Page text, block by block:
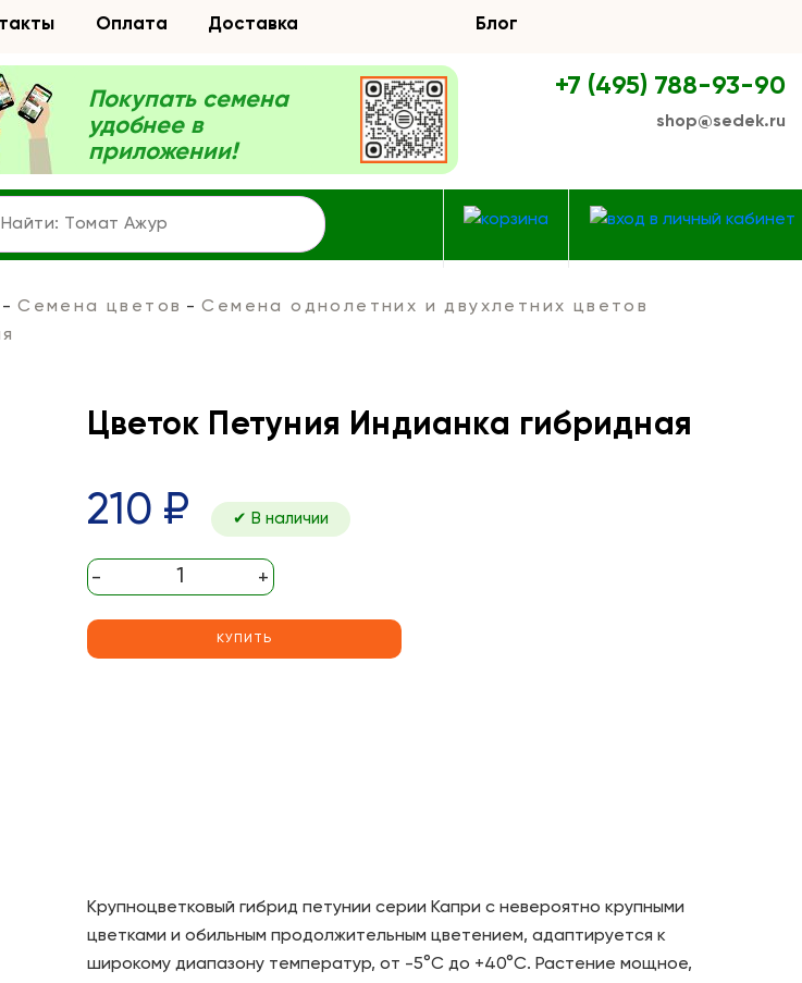
Оплата Доставка Блог
Покупать семена
удобнее в
приложении!
+7 (495) 788-93-90
shop@sedek.ru
Семена цветов
Семена однолетних и двухлетних цветов
Цветок Петуния Индианка гибридная
210 ₽ ✔ В наличии
- +
КУПИТЬ
Крупноцветковый гибрид петунии серии Капри с невероятно крупными
цветками и обильным продолжительным цветением, адаптируется к
широкому диапазону температур, от -5°C до +40°C. Растение мощное,